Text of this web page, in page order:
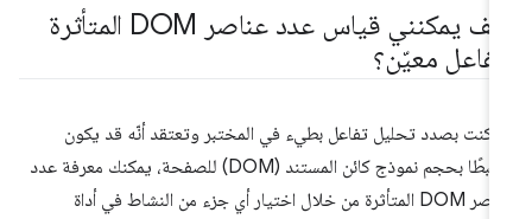
كيف يمكنني قياس عدد عناصر DOM المتأثرة
معيّن؟
كنت بصدد تحليل تفاعل بطيء في المختبر وتعتقد أنّه قد يكون
مرتبطًا بحجم نموذج كائن المستند (DOM) للصفحة، يمكنك معرفة عدد
عناصر DOM المتأثرة من خلال اختيار أي جزء من النشاط في أداة